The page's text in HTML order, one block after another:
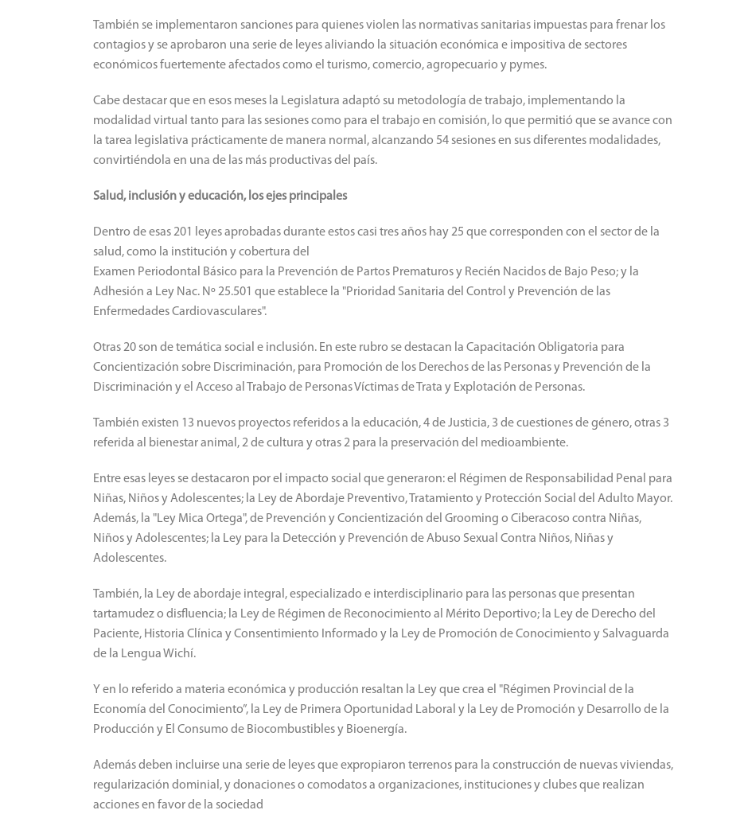
También se implementaron sanciones para quienes violen las normativas sanitarias impuestas para frenar los
contagios y se aprobaron una serie de leyes aliviando la situación económica e impositiva de sectores
económicos fuertemente afectados como el turismo, comercio, agropecuario y pymes.
Cabe destacar que en esos meses la Legislatura adaptó su metodología de trabajo, implementando la
modalidad virtual tanto para las sesiones como para el trabajo en comisión, lo que permitió que se avance con
la tarea legislativa prácticamente de manera normal, alcanzando 54 sesiones en sus diferentes modalidades,
convirtiéndola en una de las más productivas del país.
Salud, inclusión y educación, los ejes principales
Dentro de esas 201 leyes aprobadas durante estos casi tres años hay 25 que corresponden con el sector de la
salud, como la institución y cobertura del
Examen Periodontal Básico para la Prevención de Partos Prematuros y Recién Nacidos de Bajo Peso; y la
Adhesión a Ley Nac. Nº 25.501 que establece la "Prioridad Sanitaria del Control y Prevención de las
Enfermedades Cardiovasculares".
Otras 20 son de temática social e inclusión. En este rubro se destacan la Capacitación Obligatoria para
Concientización sobre Discriminación, para Promoción de los Derechos de las Personas y Prevención de la
Discriminación y el Acceso al Trabajo de Personas Víctimas de Trata y Explotación de Personas.
También existen 13 nuevos proyectos referidos a la educación, 4 de Justicia, 3 de cuestiones de género, otras 3
referida al bienestar animal, 2 de cultura y otras 2 para la preservación del medioambiente.
Entre esas leyes se destacaron por el impacto social que generaron: el Régimen de Responsabilidad Penal para
Niñas, Niños y Adolescentes; la Ley de Abordaje Preventivo, Tratamiento y Protección Social del Adulto Mayor.
Además, la "Ley Mica Ortega", de Prevención y Concientización del Grooming o Ciberacoso contra Niñas,
Niños y Adolescentes; la Ley para la Detección y Prevención de Abuso Sexual Contra Niños, Niñas y
Adolescentes.
También, la Ley de abordaje integral, especializado e interdisciplinario para las personas que presentan
tartamudez o disfluencia; la Ley de Régimen de Reconocimiento al Mérito Deportivo; la Ley de Derecho del
Paciente, Historia Clínica y Consentimiento Informado y la Ley de Promoción de Conocimiento y Salvaguarda
de la Lengua Wichí.
Y en lo referido a materia económica y producción resaltan la Ley que crea el "Régimen Provincial de la
Economía del Conocimiento”, la Ley de Primera Oportunidad Laboral y la Ley de Promoción y Desarrollo de la
Producción y El Consumo de Biocombustibles y Bioenergía.
Además deben incluirse una serie de leyes que expropiaron terrenos para la construcción de nuevas viviendas,
regularización dominial, y donaciones o comodatos a organizaciones, instituciones y clubes que realizan
acciones en favor de la sociedad